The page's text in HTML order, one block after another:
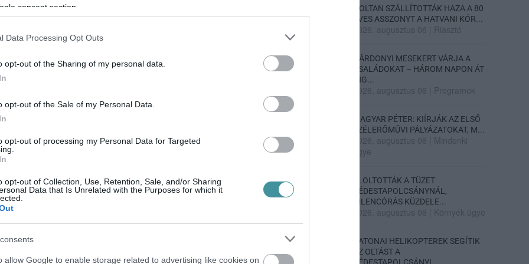
consent section.
Data Processing Opt Outs
opt-out of the Sharing of my personal data.
opt-out of the Sale of my Personal Data.
opt-out of processing my Personal Data for Targeted
opt-out of Collection, Use, Retention, Sale, and/or Sharing
Data that Is Unrelated with the Purposes for which it
allow Google to enable storage related to advertising like cookies on
Ha már irányba rakta az autót a hölgy,
áruházban jutott eszébe, hogy elfelejtett
nem húzta be a kéziféket. De így is
az EGRI ÜGYEK Google Hírek oldalán!
HOLTAN SZÁLLÍTOTTÁK HAZA A 80
ÉVES ASSZONYT A HATVANI KÓR...
2026. augusztus 06 Riasztó
GÁRDONYI MESEKERT VÁRJA A
CSALÁDOKAT – HÁROM NAPON ÁT
ING...
2026. augusztus 06 Programok
MAGYAR PÉTER: KIÍRJÁK AZ ELSŐ
SZÉLERŐMŰVI PÁLYÁZATOKAT, M...
2026. augusztus 06
Mindenki
ügye
ELOLTOTTÁK A TÜZET
DÉDESTAPOLCSÁNYNÁL,
KILENCÓRÁS KÜZDELE...
2026. augusztus 06 Környék ügye
KATONAI HELIKOPTEREK SEGÍTIK
AZ OLTÁST A
DÉDESTAPOLCSÁNYI...